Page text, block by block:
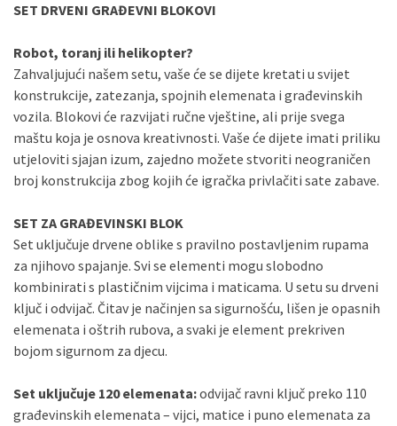
SET DRVENI GRAĐEVNI BLOKOVI
Robot, toranj ili helikopter?
Zahvaljujući našem setu, vaše će se dijete kretati u svijet
konstrukcije, zatezanja, spojnih elemenata i građevinskih
vozila. Blokovi će razvijati ručne vještine, ali prije svega
maštu koja je osnova kreativnosti. Vaše će dijete imati priliku
utjeloviti sjajan izum, zajedno možete stvoriti neograničen
broj konstrukcija zbog kojih će igračka privlačiti sate zabave.
SET ZA GRAĐEVINSKI BLOK
Set uključuje drvene oblike s pravilno postavljenim rupama
za njihovo spajanje. Svi se elementi mogu slobodno
kombinirati s plastičnim vijcima i maticama. U setu su drveni
ključ i odvijač. Čitav je načinjen sa sigurnošću, lišen je opasnih
elemenata i oštrih rubova, a svaki je element prekriven
bojom sigurnom za djecu.
Set uključuje 120 elemenata:odvijač ravni ključ preko 110
građevinskih elemenata – vijci, matice i puno elemenata za